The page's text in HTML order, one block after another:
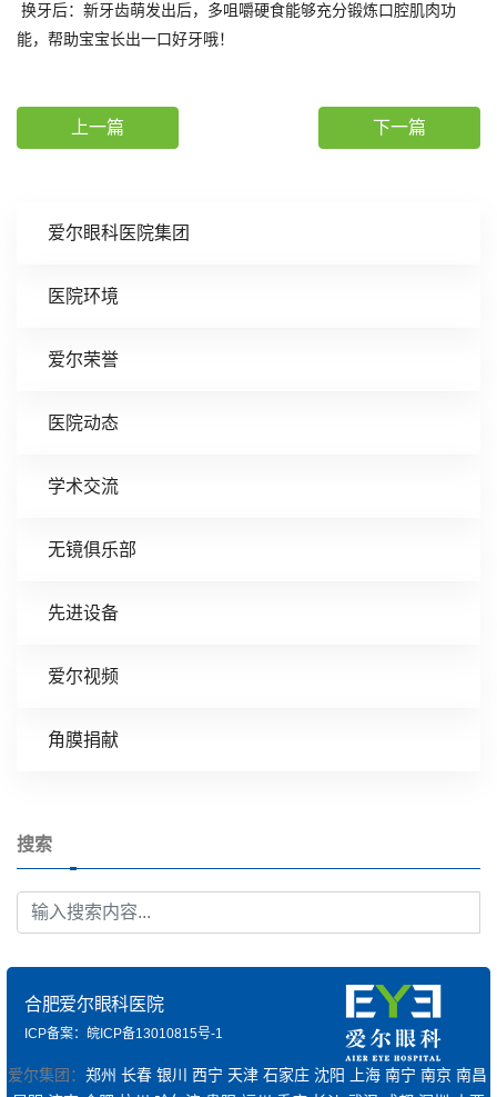
爱尔眼科医院集团
医院环境
爱尔荣誉
医院动态
学术交流
无镜俱乐部
先进设备
爱尔视频
角膜捐献
搜索
换牙后：新牙齿萌发出后，多咀嚼硬食能够充分锻炼口腔肌肉功
能，帮助宝宝长出一口好牙哦！
上一篇 下一篇
合肥爱尔眼科医院
ICP备案：皖ICP备13010815号-1
爱尔集团： 郑州 长春 银川 西宁 天津 石家庄 沈阳 上海 南宁 南京 南昌